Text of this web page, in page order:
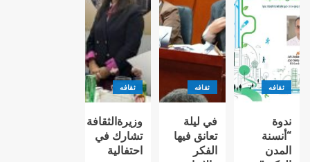
ثقافه
ندوة
“أنسنة
المدن
ثقافه
في ليلة
تعانق فيها
الفكر
ثقافه
وزيرةالثقافة
تشارك في
احتفالية